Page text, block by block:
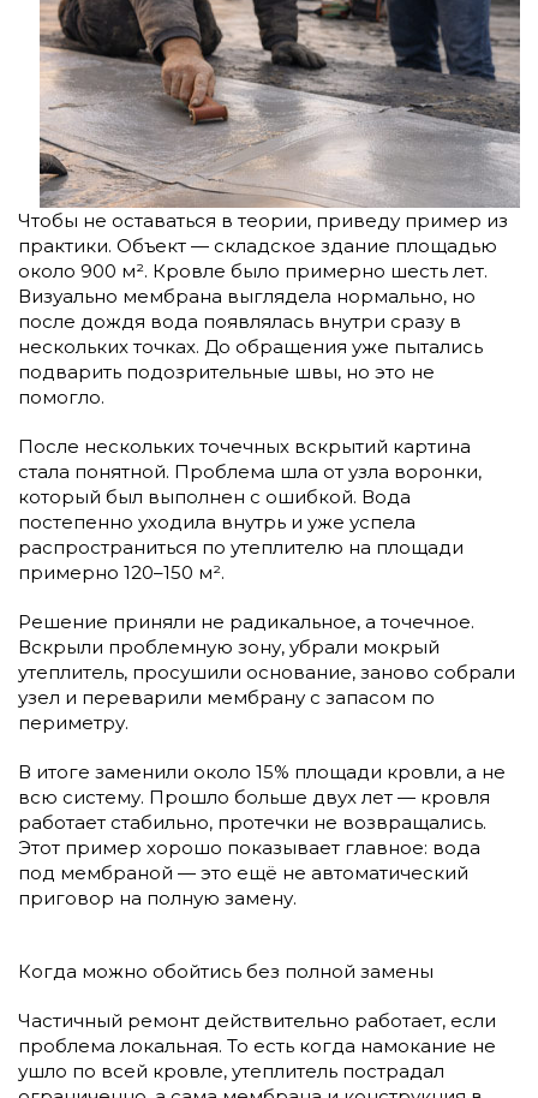
Чтобы не оставаться в теории, приведу пример из
практики. Объект — складское здание площадью
около 900 м². Кровле было примерно шесть лет.
Визуально мембрана выглядела нормально, но
после дождя вода появлялась внутри сразу в
нескольких точках. До обращения уже пытались
подварить подозрительные швы, но это не
помогло.
После нескольких точечных вскрытий картина
стала понятной. Проблема шла от узла воронки,
который был выполнен с ошибкой. Вода
постепенно уходила внутрь и уже успела
распространиться по утеплителю на площади
примерно 120–150 м².
Решение приняли не радикальное, а точечное.
Вскрыли проблемную зону, убрали мокрый
утеплитель, просушили основание, заново собрали
узел и переварили мембрану с запасом по
периметру.
В итоге заменили около 15% площади кровли, а не
всю систему. Прошло больше двух лет — кровля
работает стабильно, протечки не возвращались.
Этот пример хорошо показывает главное: вода
под мембраной — это ещё не автоматический
приговор на полную замену.
Когда можно обойтись без полной замены
Частичный ремонт действительно работает, если
проблема локальная. То есть когда намокание не
ушло по всей кровле, утеплитель пострадал